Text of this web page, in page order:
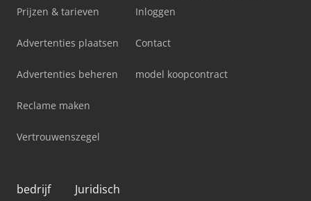
Prijzen & tarieven
Advertenties plaatsen
Advertenties beheren
Reclame maken
Vertrouwenszegel
Inloggen
Contact
model koopcontract
bedrijf Juridisch